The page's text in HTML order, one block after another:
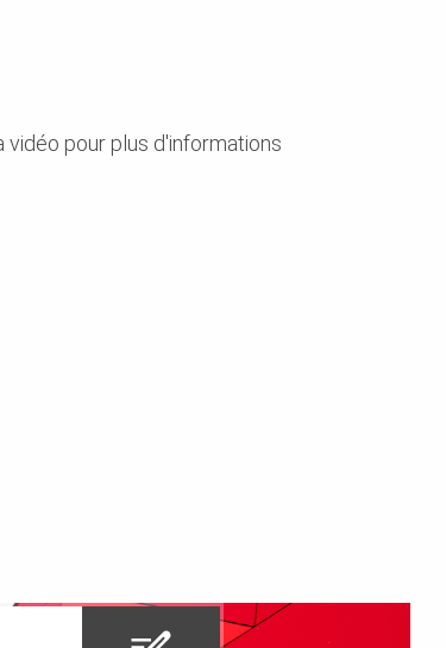
vidéo pour plus d'informations